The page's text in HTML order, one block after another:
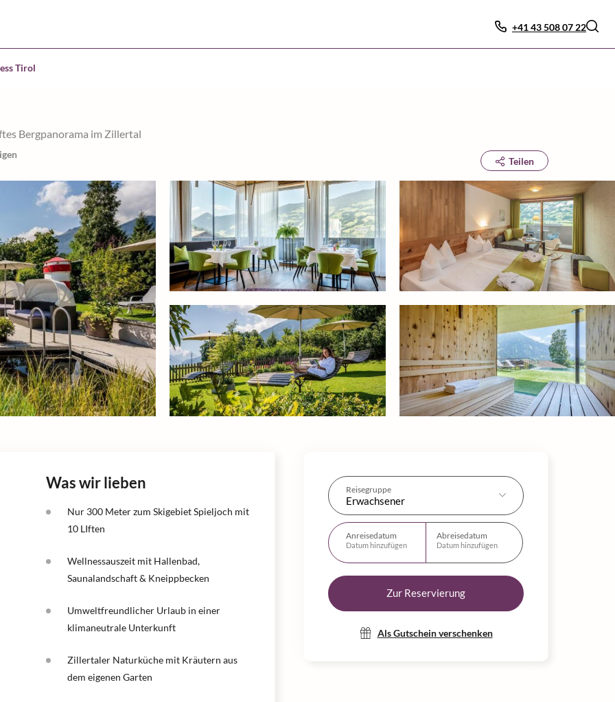
+41 43 508 07 22
Tirol
Bergpanorama im Zillertal
Teilen
Reisegruppe
Erwachsener
Anreisedatum
Datum hinzufügen
Abreisedatum
Datum hinzufügen
Zur Reservierung
Als Gutschein verschenken
Was wir lieben
Nur 300 Meter zum Skigebiet Spieljoch mit
10 LIften
Wellnessauszeit mit Hallenbad,
Saunalandschaft & Kneippbecken
Umweltfreundlicher Urlaub in einer
klimaneutrale Unterkunft
Zillertaler Naturküche mit Kräutern aus
dem eigenen Garten